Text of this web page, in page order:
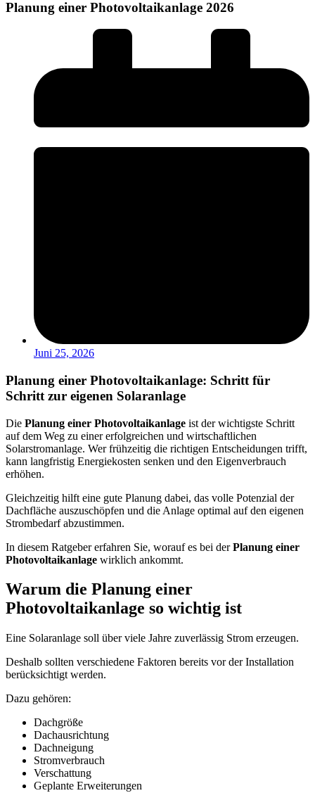
Planung einer Photovoltaikanlage 2026
Juni 25, 2026
Planung einer Photovoltaikanlage: Schritt für
Schritt zur eigenen Solaranlage
Die Planung einer Photovoltaikanlage ist der wichtigste Schritt
auf dem Weg zu einer erfolgreichen und wirtschaftlichen
Solarstromanlage. Wer frühzeitig die richtigen Entscheidungen trifft,
kann langfristig Energiekosten senken und den Eigenverbrauch
erhöhen.
Gleichzeitig hilft eine gute Planung dabei, das volle Potenzial der
Dachfläche auszuschöpfen und die Anlage optimal auf den eigenen
Strombedarf abzustimmen.
In diesem Ratgeber erfahren Sie, worauf es bei derPlanung einer
Photovoltaikanlage wirklich ankommt.
Warum die Planung einer
Photovoltaikanlage so wichtig ist
Eine Solaranlage soll über viele Jahre zuverlässig Strom erzeugen.
Deshalb sollten verschiedene Faktoren bereits vor der Installation
berücksichtigt werden.
Dazu gehören:
Dachgröße
Dachausrichtung
Dachneigung
Stromverbrauch
Verschattung
Geplante Erweiterungen